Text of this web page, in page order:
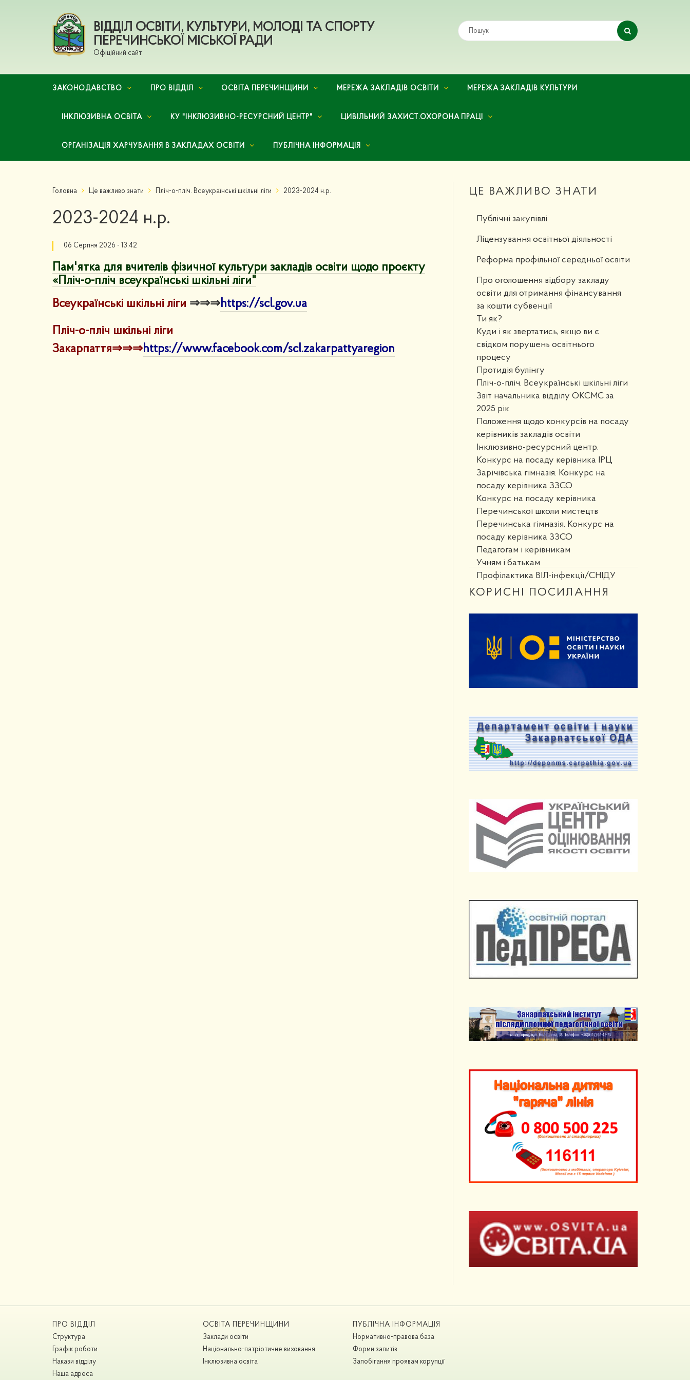
ВІДДІЛ ОСВІТИ, КУЛЬТУРИ, МОЛОДІ ТА СПОРТУ
ПЕРЕЧИНСЬКОЇ МІСЬКОЇ РАДИ
Офіційний сайт
ЗАКОНОДАВСТВО ПРО ВІДДІЛ ОСВІТА ПЕРЕЧИНЩИНИ МЕРЕЖА ЗАКЛАДІВ ОСВІТИ МЕРЕЖА ЗАКЛАДІВ КУЛЬТУРИ
ІНКЛЮЗИВНА ОСВІТА КУ "ІНКЛЮЗИВНО-РЕСУРСНИЙ ЦЕНТР" ЦИВІЛЬНИЙ ЗАХИСТ.ОХОРОНА ПРАЦІ
ОРГАНІЗАЦІЯ ХАРЧУВАННЯ В ЗАКЛАДАХ ОСВІТИ ПУБЛІЧНА ІНФОРМАЦІЯ
ЦЕ ВАЖЛИВО ЗНАТИ
Публічні закупівлі
Ліцензування освітньої діяльності
Реформа профільної середньої освіти
Про оголошення відбору закладу
освіти для отримання фінансування
за кошти субвенції
Ти як?
Куди і як звертатись, якщо ви є
свідком порушень освітнього
процесу
Протидія булінгу
Пліч-о-пліч. Всеукраїнські шкільні ліги
Звіт начальника відділу ОКСМС за
2025 рік
Положення щодо конкурсів на посаду
керівників закладів освіти
Інклюзивно-ресурсний центр.
Конкурс на посаду керівника ІРЦ
Зарічівська гімназія. Конкурс на
посаду керівника ЗЗСО
Конкурс на посаду керівника
Перечинської школи мистецтв
Перечинська гімназія. Конкурс на
посаду керівника ЗЗСО
Педагогам і керівникам
Учням і батькам
Профілактика ВІЛ-інфекції/СНІДУ
КОРИСНІ ПОСИЛАННЯ
Головна Це важливо знати Пліч-о-пліч. Всеукраїнські шкільні ліги 2023-2024 н.р.
2023-2024 н.р.
06 Серпня 2026 - 13:42
Пам'ятка для вчителів фізичної культури закладів освіти щодо проєкту
«Пліч-о-пліч всеукраїнські шкільні ліги"
Всеукраїнські шкільні ліги ⇒⇒⇒https://scl.gov.ua
Пліч-о-пліч шкільні ліги
Закарпаття⇒⇒⇒https://www.facebook.com/scl.zakarpattyaregion
ПРО ВІДДІЛ
Структура
Графік роботи
Накази відділу
Наша адреса
ОСВІТА ПЕРЕЧИНЩИНИ
Заклади освіти
Національно-патріотичне виховання
Інклюзивна освіта
ПУБЛІЧНА ІНФОРМАЦІЯ
Нормативно-правова база
Форми запитів
Запобігання проявам корупції